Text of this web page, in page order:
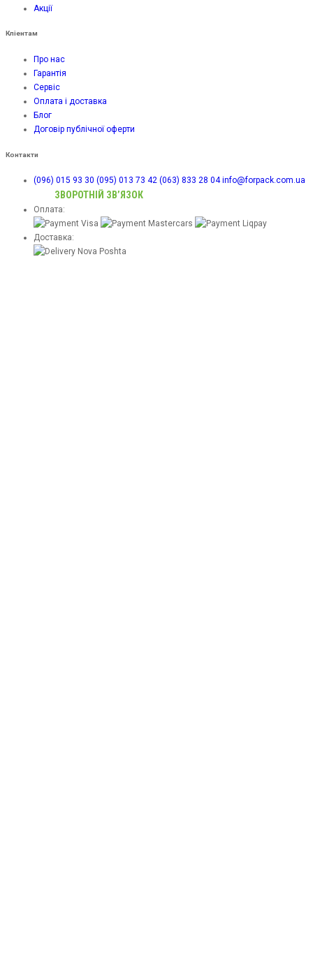
Акції
Кліентам
Про нас
Гарантія
Сервіс
Оплата і доставка
Блог
Договір публічної оферти
Контакти
(096) 015 93 30 (095) 013 73 42 (063) 833 28 04 info@forpack.com.ua
ЗВОРОТНІЙ ЗВ’ЯЗОК
Оплата:
Доставка: